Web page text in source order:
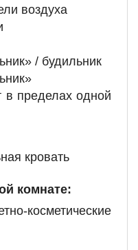
воздуха
/ будильник
в пределах одной
кровать
комнате:
косметические